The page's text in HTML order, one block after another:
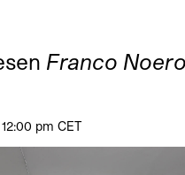
Franco
pm CET